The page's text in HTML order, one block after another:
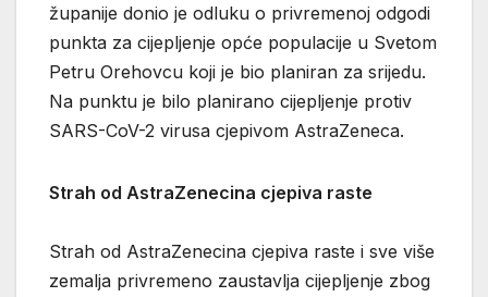
županije donio je odluku o privremenoj odgodi
punkta za cijepljenje opće populacije u Svetom
Petru Orehovcu koji je bio planiran za srijedu.
Na punktu je bilo planirano cijepljenje protiv
SARS-CoV-2 virusa cjepivom AstraZeneca.
Strah od AstraZenecina cjepiva raste
Strah od AstraZenecina cjepiva raste i sve više
zemalja privremeno zaustavlja cijepljenje zbog